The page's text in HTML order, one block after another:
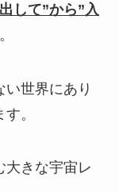
して”から”入
世界にあり
。
大きな宇宙レ